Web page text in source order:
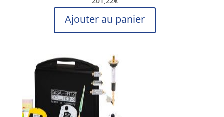
Ajouter au panier